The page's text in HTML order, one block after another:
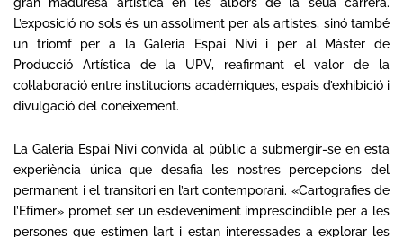
L’exposició no sols és un assoliment per als artistes, sinó també
un triomf per a la Galeria Espai Nivi i per al Màster de
Producció Artística de la UPV, reafirmant el valor de la
col·laboració entre institucions acadèmiques, espais d’exhibició i
divulgació del coneixement.
La Galeria Espai Nivi convida al públic a submergir-se en esta
experiència única que desafia les nostres percepcions del
permanent i el transitori en l’art contemporani. «Cartografies de
l’Efímer» promet ser un esdeveniment imprescindible per a les
persones que estimen l’art i estan interessades a explorar les